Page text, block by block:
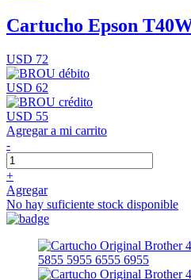
Cartucho Epson
USD 72
USD 62
USD 55
Agregar a mi carrito
-
+
Agregar
No hay suficiente stock disponible